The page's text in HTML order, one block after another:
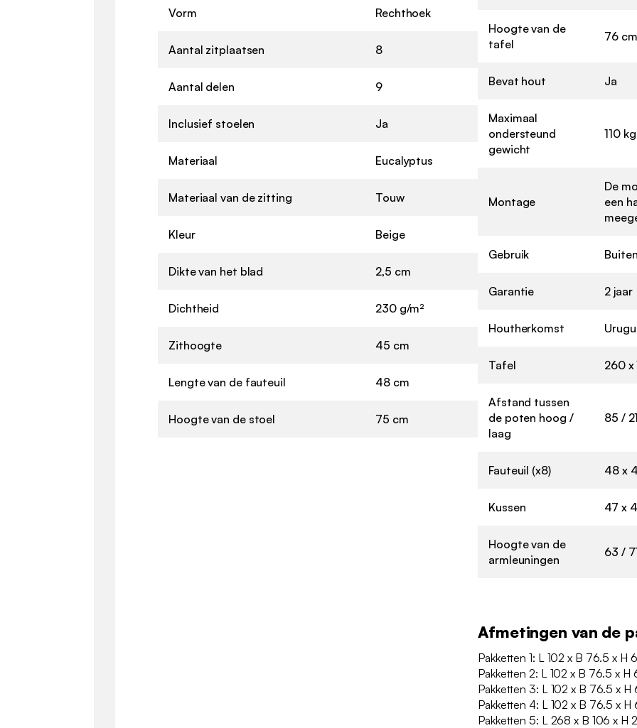
Vorm Rechthoek
Aantal zitplaatsen 8
Aantal delen 9
Inclusief stoelen Ja
Materiaal Eucalyptus
Materiaal van de zitting Touw
Kleur Beige
Dikte van het blad 2,5 cm
Dichtheid 230 g/m²
Zithoogte 45 cm
Lengte van de fauteuil 48 cm
Hoogte van de stoel 75 cm
Hoogte van de
tafel
76 cm
Bevat hout Ja
Maximaal
ondersteund
gewicht
110
Montage
De
een
Gebruik
Garantie 2 jaar
Houtherkomst
Tafel 260 x
Afstand tussen
de poten hoog /
laag
85 /
Fauteuil (x8) 48 x
Kussen 47 x
Hoogte van de
armleuningen
63 /
Afmetingen van de
Pakketten 1: L 102 x B 76.5 x H
Pakketten 2: L 102 x B 76.5 x
Pakketten 3: L 102 x B 76.5 x
Pakketten 4: L 102 x B 76.5 x
Pakketten 5: L 268 x B 106 x H